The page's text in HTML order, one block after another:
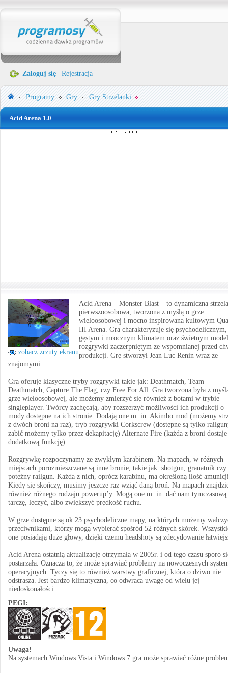
Zaloguj się Rejestracja
Programy Gry Gry Strzelanki
Acid Arena 1.0
zobacz zrzuty ekranu
Acid Arena – Monster Blast – to dynamiczna
pierwszoosobowa, tworzona z myślą o grze
wieloosobowej i mocno inspirowana kultowym
III Arena. Gra charakteryzuje się psychodelicznym,
gęstym i mrocznym klimatem oraz świetnym
rozgrywki zaczerpniętym ze wspomnianej przed
produkcji. Grę stworzył Jean Luc Renin wraz ze
znajomymi.
Gra oferuje klasyczne tryby rozgrywki takie jak: Deathmatch, Team
Deathmatch, Capture The Flag, czy Free For All. Gra tworzona była z
grze wieloosobowej, ale możemy zmierzyć się również z botami w trybie
singleplayer. Twórcy zachęcają, aby rozszerzyć możliwości ich produkcji o
mody dostępne na ich stronie. Dodają one m. in. Akimbo mod (możemy
z dwóch broni na raz), tryb rozgrywki Corkscrew (dostępne są tylko
zabić możemy tylko przez dekapitację) Alternate Fire (każda z broni dostaje
dodatkową funkcję).
Rozgrywkę rozpoczynamy ze zwykłym karabinem. Na mapach, w różnych
miejscach porozmieszczane są inne bronie, takie jak: shotgun, granatnik czy
potężny railgun. Każda z nich, oprócz karabinu, ma określoną ilość
Kiedy się skończy, musimy jeszcze raz wziąć daną broń. Na mapach
również różnego rodzaju powerup’y. Mogą one m. in. dać nam tymczasową
tarczę, leczyć, albo zwiększyć prędkość ruchu.
W grze dostępne są ok 23 psychodeliczne mapy, na których możemy
przeciwnikami, którzy mogą wybierać spośród 52 różnych skórek.
one posiadają duże głowy, dzięki czemu headshoty są zdecydowanie
Acid Arena ostatnią aktualizację otrzymała w 2005r. i od tego czasu sporo
postarzała. Oznacza to, że może sprawiać problemy na nowoczesnych
operacyjnych. Tyczy się to również warstwy graficznej, która o dziwo nie
odstrasza. Jest bardzo klimatyczna, co odwraca uwagę od wielu jej
niedoskonałości.
PEGI:
Uwaga!
Na systemach Windows Vista i Windows 7 gra może sprawiać różne